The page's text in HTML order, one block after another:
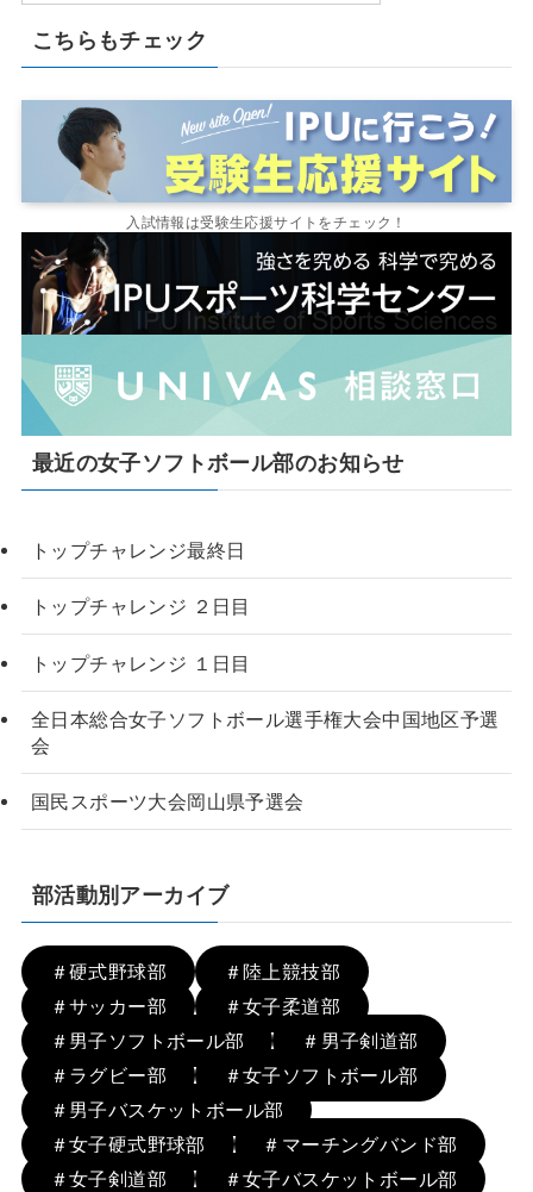
こちらもチェック
入試情報は受験生応援サイトをチェック！
最近の女子ソフトボール部のお知らせ
トップチャレンジ最終日
トップチャレンジ ２日目
トップチャレンジ １日目
全日本総合女子ソフトボール選手権大会中国地区予選
会
国民スポーツ大会岡山県予選会
部活動別アーカイブ
＃硬式野球部
＃陸上競技部
＃サッカー部
＃女子柔道部
＃男子ソフトボール部
＃男子剣道部
＃ラグビー部
＃女子ソフトボール部
＃男子バスケットボール部
＃女子硬式野球部
＃マーチングバンド部
＃女子剣道部
＃女子バスケットボール部